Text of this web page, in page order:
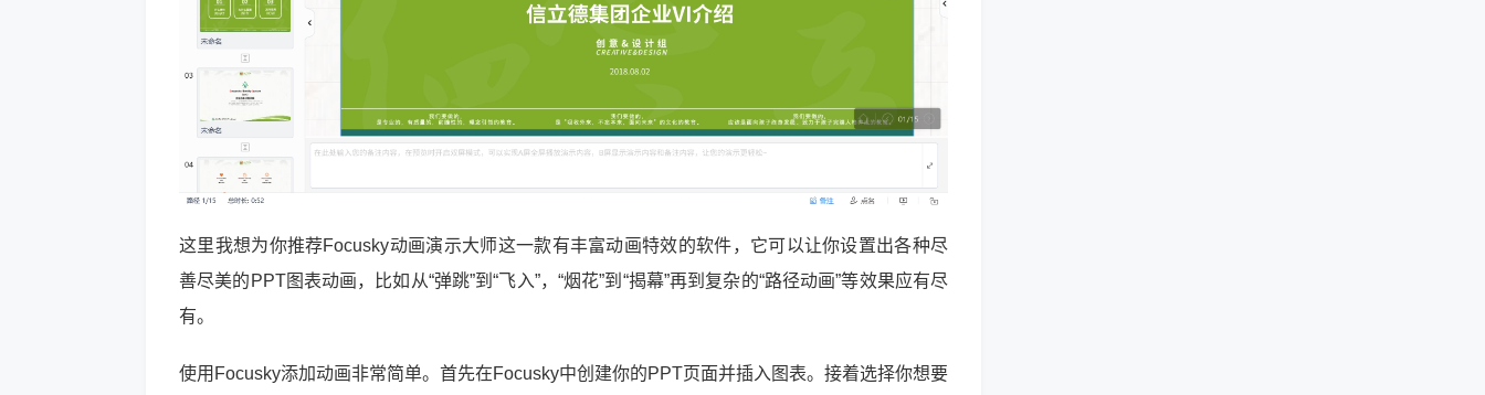
这里我想为你推荐Focusky动画演示大师这一款有丰富动画特效的软件，它可以让你设置出各种尽
善尽美的PPT图表动画，比如从“弹跳”到“飞入”，“烟花”到“揭幕”再到复杂的“路径动画”等效果应有尽
有。
使用Focusky添加动画非常简单。首先在Focusky中创建你的PPT页面并插入图表。接着选择你想要